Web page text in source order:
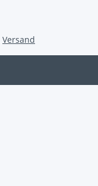
Versand